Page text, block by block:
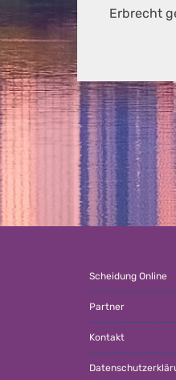
Erbrecht
Scheidung Online
Partner
Kontakt